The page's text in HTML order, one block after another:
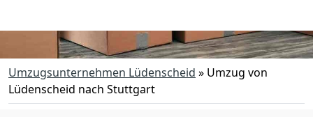
Umzugsunternehmen Lüdenscheid » Umzug von
Lüdenscheid nach Stuttgart